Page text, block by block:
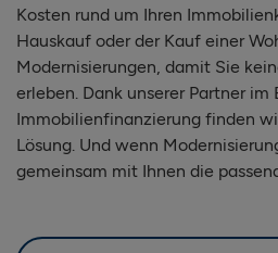
Kosten rund um Ihren
Hauskauf oder der Kauf einer
Modernisierungen, damit Sie
erleben. Dank unserer Partner im
Immobilienfinanzierung finden
Lösung. Und wenn
gemeinsam mit Ihnen die